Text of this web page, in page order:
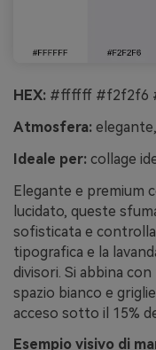
HEX: #ffffff #f2f2f6
Atmosfera:
Ideale per: collage
Elegante e premium
lucidato, queste
sofisticata e
tipografica e la
divisori. Si abbina
spazio bianco e
acceso sotto il 15%
Esempio visivo di